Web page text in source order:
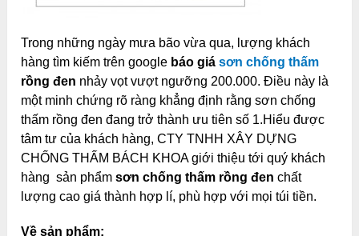
Trong những ngày mưa bão vừa qua, lượng khách
hàng tìm kiếm trên google báo giásơn chống thấm
rồng đen nhảy vọt vượt ngưỡng 200.000. Điều này là
một minh chứng rõ ràng khẳng định rằng sơn chống
thấm rồng đen đang trở thành ưu tiên số 1.Hiểu được
tâm tư của khách hàng, CTY TNHH XÂY DỰNG
CHỐNG THẤM BÁCH KHOA giới thiệu tới quý khách
hàng sản phẩmsơn chống thấm rồng đen chất
lượng cao giá thành hợp lí, phù hợp với mọi túi tiền.
Về sản phẩm: